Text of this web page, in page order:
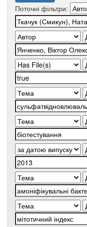
Поточні фільтри: